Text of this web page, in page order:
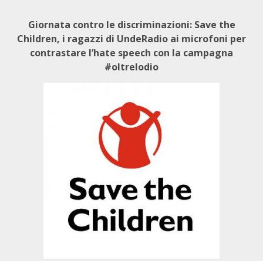
Giornata contro le discriminazioni: Save the
Children, i ragazzi di UndeRadio ai microfoni per
contrastare l’hate speech con la campagna
#oltrelodio